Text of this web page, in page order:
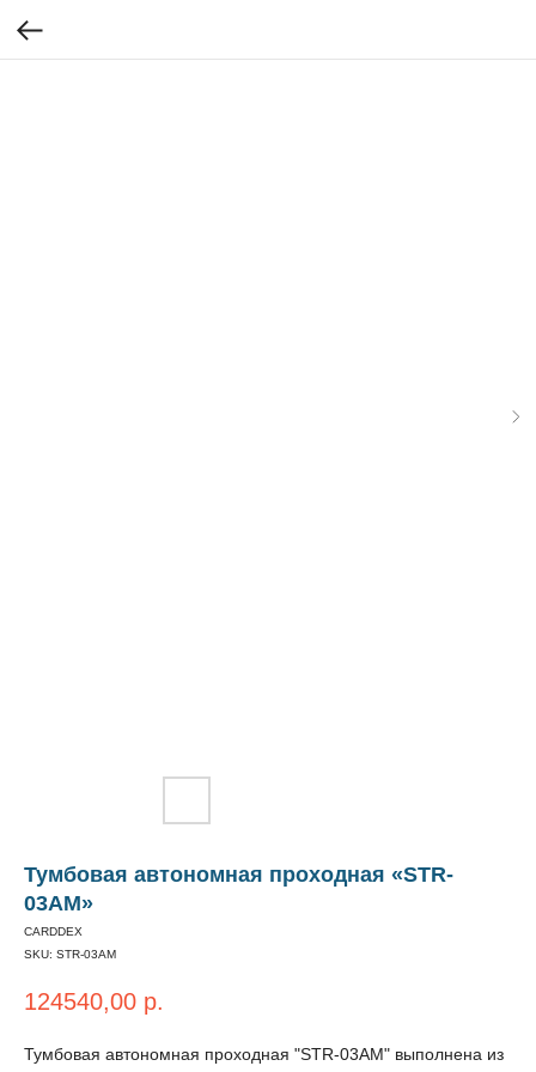
Тумбовая автономная проходная «STR-
03AM»
CARDDEX
SKU: STR-03AM
124540,00 р.
Тумбовая автономная проходная "STR-03AM" выполнена из